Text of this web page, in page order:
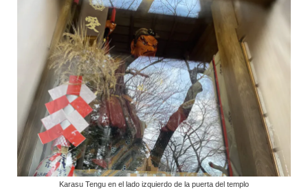
Karasu Tengu en el lado izquierdo de la puerta del templo